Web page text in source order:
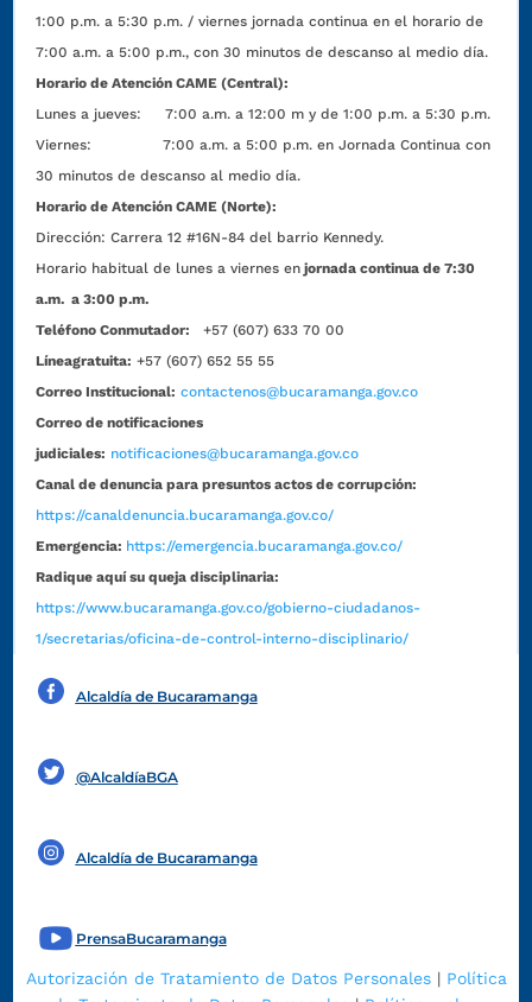
1:00 p.m. a 5:30 p.m. / viernes jornada continua en el horario de
7:00 a.m. a 5:00 p.m., con 30 minutos de descanso al medio día.
Horario de Atención CAME (Central):
Lunes a jueves: 7:00 a.m. a 12:00 m y de 1:00 p.m. a 5:30 p.m.
Viernes: 7:00 a.m. a 5:00 p.m. en Jornada Continua con
30 minutos de descanso al medio día.
Horario de Atención CAME (Norte):
Dirección:Carrera 12 #16N-84 del barrio Kennedy.
Horario habitual de lunes a viernes en jornada continua de 7:30
a.m. a 3:00 p.m.
Teléfono Conmutador:
+57 (607) 633 70 00
Líneagratuita: +57 (607) 652 55 55
Correo Institucional: contactenos@bucaramanga.gov.co
Correo de notificaciones
judiciales: notificaciones@bucaramanga.gov.co
Canal de denuncia para presuntos actos de corrupción:
https://canaldenuncia.bucaramanga.gov.co/
Emergencia: https://emergencia.bucaramanga.gov.co/
Radique aquí su queja disciplinaria:
https://www.bucaramanga.gov.co/gobierno-ciudadanos-
1/secretarias/oficina-de-control-interno-disciplinario/
Alcaldía de Bucaramanga
@AlcaldíaBGA
Alcaldía de Bucaramanga
PrensaBucaramanga
Autorización de Tratamiento de Datos Personales| Política